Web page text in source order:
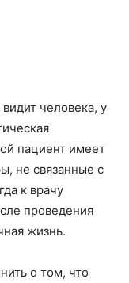
человека, у
пациент имеет
не связанные с
к врачу
проведения
жизнь.
о том, что